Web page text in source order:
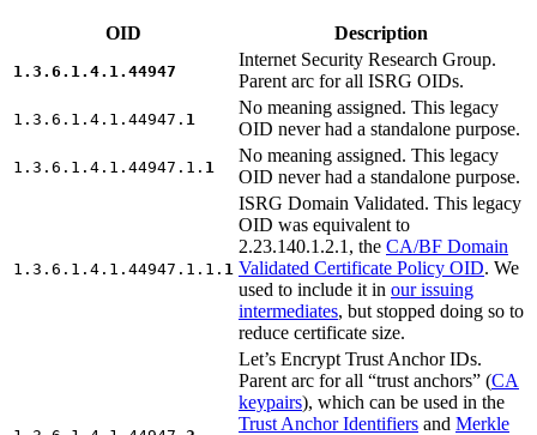
OID Description
1.3.6.1.4.1.44947
Internet Security Research Group.
Parent arc for all ISRG OIDs.
1.3.6.1.4.1.44947. 1
No meaning assigned. This legacy
OID never had a standalone purpose.
1.3.6.1.4.1.44947.1. 1
No meaning assigned. This legacy
OID never had a standalone purpose.
1.3.6.1.4.1.44947.1.1. 1
ISRG Domain Validated. This legacy
OID was equivalent to
2.23.140.1.2.1, the CA/BF Domain
Validated Certificate Policy OID. We
used to include it in our issuing
intermediates, but stopped doing so to
reduce certificate size.
Let’s Encrypt Trust Anchor IDs.
Parent arc for all “trust anchors” (CA
keypairs), which can be used in the
Trust Anchor Identifiers and Merkle